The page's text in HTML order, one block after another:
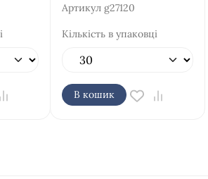
Артикул g27120
Кількість в упаковці
В кошик